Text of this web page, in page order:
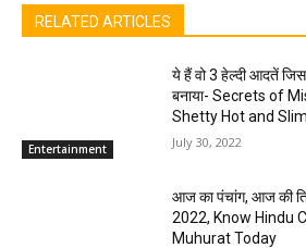
RELATED ARTICLES
Entertainment
ये हैं वो 3 हेल्दी आदतें
बनाया- Secrets of
Shetty Hot and
July 30, 2022
आज का पंचांग, आज की
2022, Know Hindu
Muhurat Today